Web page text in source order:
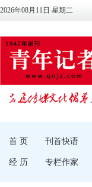
2026年08月11日 星期二
首 页 刊首快语
经 历 专栏作家